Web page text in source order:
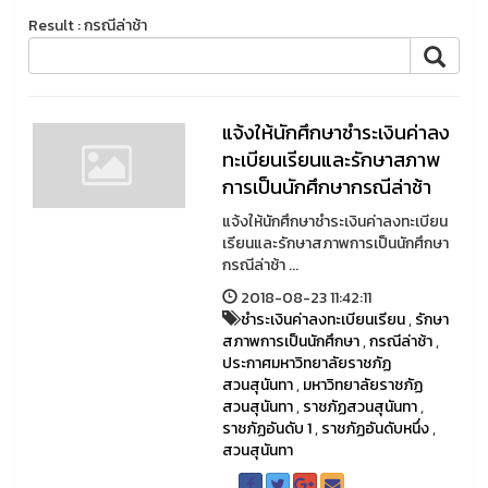
Result : กรณีล่าช้า
แจ้งให้นักศึกษาชำระเงินค่าลง
ทะเบียนเรียนและรักษาสภาพ
การเป็นนักศึกษากรณีล่าช้า
แจ้งให้นักศึกษาชำระเงินค่าลงทะเบียน
เรียนและรักษาสภาพการเป็นนักศึกษา
กรณีล่าช้า ...
2018-08-23 11:42:11
ชำระเงินค่าลงทะเบียนเรียน,รักษา
สภาพการเป็นนักศึกษา,กรณีล่าช้า,
ประกาศมหาวิทยาลัยราชภัฏ
สวนสุนันทา,มหาวิทยาลัยราชภัฏ
สวนสุนันทา,ราชภัฏสวนสุนันทา,
ราชภัฏอันดับ 1,ราชภัฏอันดับหนึ่ง,
สวนสุนันทา